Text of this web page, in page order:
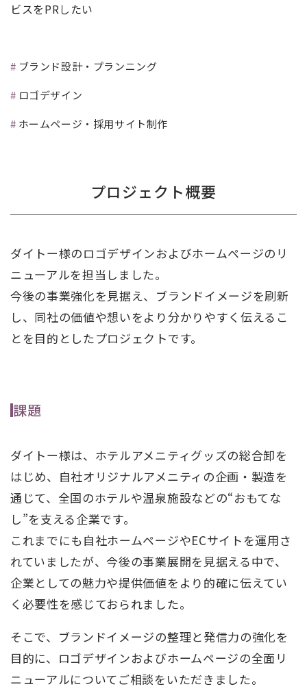
ビスをPRしたい
ブランド設計・プランニング
ロゴデザイン
ホームページ・採用サイト制作
プロジェクト概要
ダイトー様のロゴデザインおよびホームページのリ
ニューアルを担当しました。
今後の事業強化を見据え、ブランドイメージを刷新
し、同社の価値や想いをより分かりやすく伝えるこ
とを目的としたプロジェクトです。
課題
ダイトー様は、ホテルアメニティグッズの総合卸を
はじめ、自社オリジナルアメニティの企画・製造を
通じて、全国のホテルや温泉施設などの“おもてな
し”を支える企業です。
これまでにも自社ホームページやECサイトを運用さ
れていましたが、今後の事業展開を見据える中で、
企業としての魅力や提供価値をより的確に伝えてい
く必要性を感じておられました。
そこで、ブランドイメージの整理と発信力の強化を
目的に、ロゴデザインおよびホームページの全面リ
ニューアルについてご相談をいただきました。